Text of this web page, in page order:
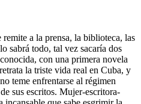
a la prensa, la biblioteca, las
sabrá todo, tal vez sacaría dos
con una primera novela
la triste vida real en Cuba, y
teme enfrentarse al régimen
sus escritos. Mujer-escritora-